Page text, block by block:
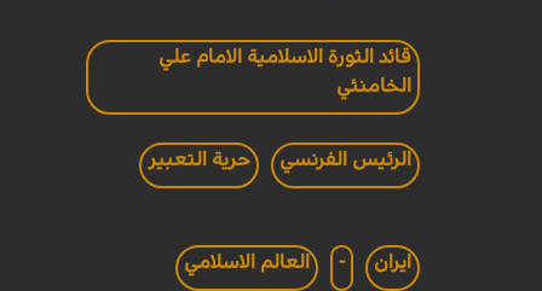
قائد الثورة الاسلامية الامام علي
الخامنئي
الرئيس الفرنسي حرية التعبير
ايران - العالم الاسلامي